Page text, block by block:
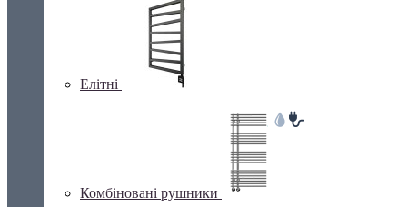
Елітні
Комбіновані рушники